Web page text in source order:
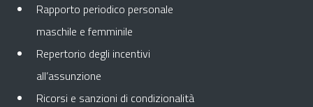
Rapporto periodico personale
maschile e femminile
Repertorio degli incentivi
all’assunzione
Ricorsi e sanzioni di condizionalità